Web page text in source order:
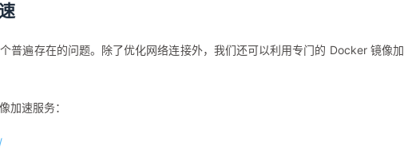
普遍存在的问题。除了优化网络连接外，我们还可以利用专门的 Docker 镜像加
加速服务：